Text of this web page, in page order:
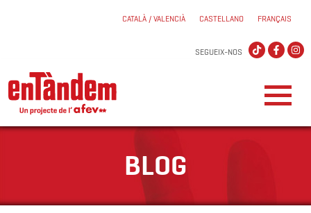
CATALÀ / VALENCIÀ CASTELLANO FRANÇAIS
SEGUEIX-NOS
BLOG